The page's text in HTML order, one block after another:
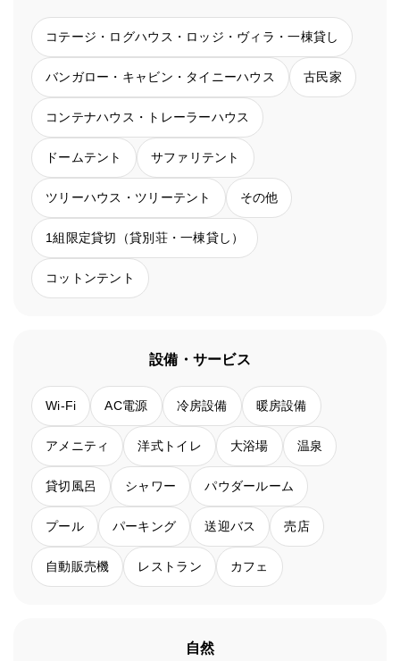
コテージ・ログハウス・ロッジ・ヴィラ・一棟貸し
バンガロー・キャビン・タイニーハウス 古民家
コンテナハウス・トレーラーハウス
ドームテント サファリテント
ツリーハウス・ツリーテント その他
1組限定貸切（貸別荘・一棟貸し）
コットンテント
設備・サービス
Wi-Fi AC電源 冷房設備 暖房設備
アメニティ 洋式トイレ 大浴場 温泉
貸切風呂 シャワー パウダールーム
プール パーキング 送迎バス 売店
自動販売機 レストラン カフェ
自然